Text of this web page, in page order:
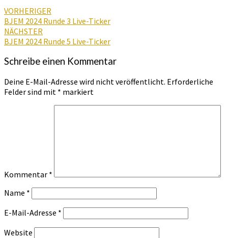
VORHERIGER
BJEM 2024 Runde 3 Live-Ticker
NÄCHSTER
BJEM 2024 Runde 5 Live-Ticker
Schreibe einen Kommentar
Deine E-Mail-Adresse wird nicht veröffentlicht. Erforderliche
Felder sind mit * markiert
Kommentar *
Name *
E-Mail-Adresse *
Website